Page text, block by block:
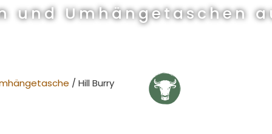
und Umhängetaschen
/ Hill Burry